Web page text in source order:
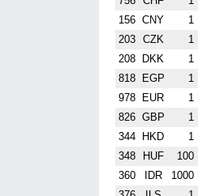
156 CNY 1
203 CZK 1
208 DKK 1
818 EGP 1
978 EUR 1
826 GBP 1
344 HKD 1
348 HUF 100
360 IDR 1000